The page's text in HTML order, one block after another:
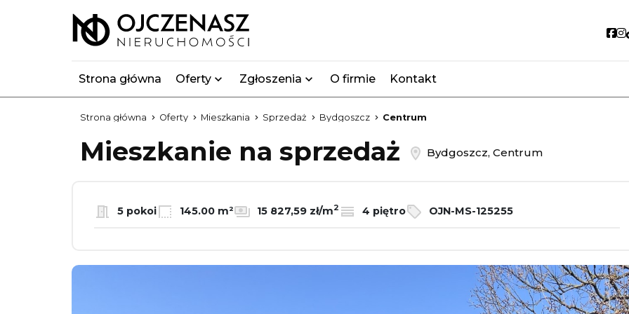
Strona główna Oferty Zgłoszenia O firmie Kontakt
Strona główna Oferty Mieszkania Sprzedaż Bydgoszcz Centrum
Mieszkanie na sprzedaż Bydgoszcz, Centrum
5 pokoi 145.00 m² 15 827,59 zł/m2 4 piętro OJN-MS-125255